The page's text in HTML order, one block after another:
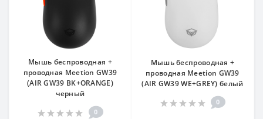
Мышь беспроводная +
проводная Meetion GW39
(AIR GW39 BK+ORANGE)
черный
0
Мышь беспроводная +
проводная Meetion GW39
(AIR GW39 WE+GREY) белый
0